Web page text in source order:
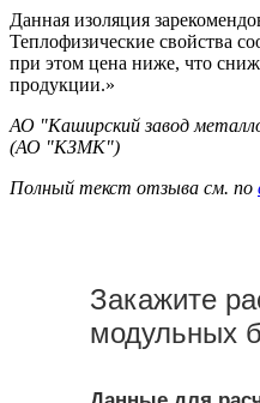
Данная изоляция
Теплофизические свойства
при этом цена ниже, что
продукции.»
АО "Каширский завод
(АО "КЗМК")
Полный текст отзыва см. по
Закажите
модульных